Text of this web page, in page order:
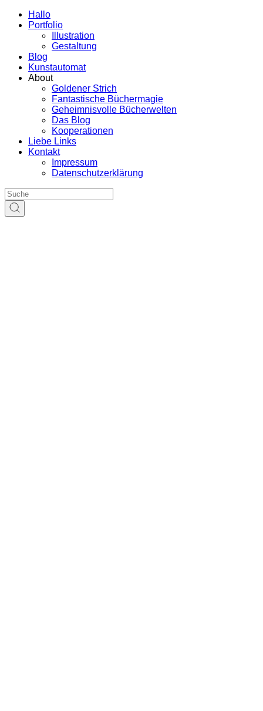
Hallo
Portfolio
Illustration
Gestaltung
Blog
Kunstautomat
About
Goldener Strich
Fantastische Büchermagie
Geheimnisvolle Bücherwelten
Das Blog
Kooperationen
Liebe Links
Kontakt
Impressum
Datenschutzerklärung